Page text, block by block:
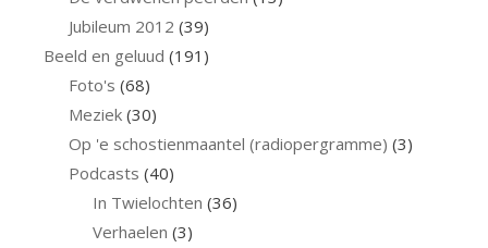
Jubileum 2012 (39)
Beeld en geluud (191)
Foto's (68)
Meziek(30)
Op 'e schostienmaantel (radiopergramme) (3)
Podcasts (40)
In Twielochten (36)
Verhaelen (3)